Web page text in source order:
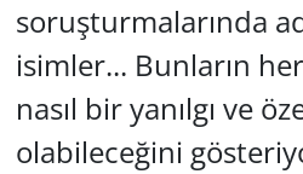
soruşturmalarında
isimler... Bunların her
nasıl bir yanılgı ve
olabileceğini